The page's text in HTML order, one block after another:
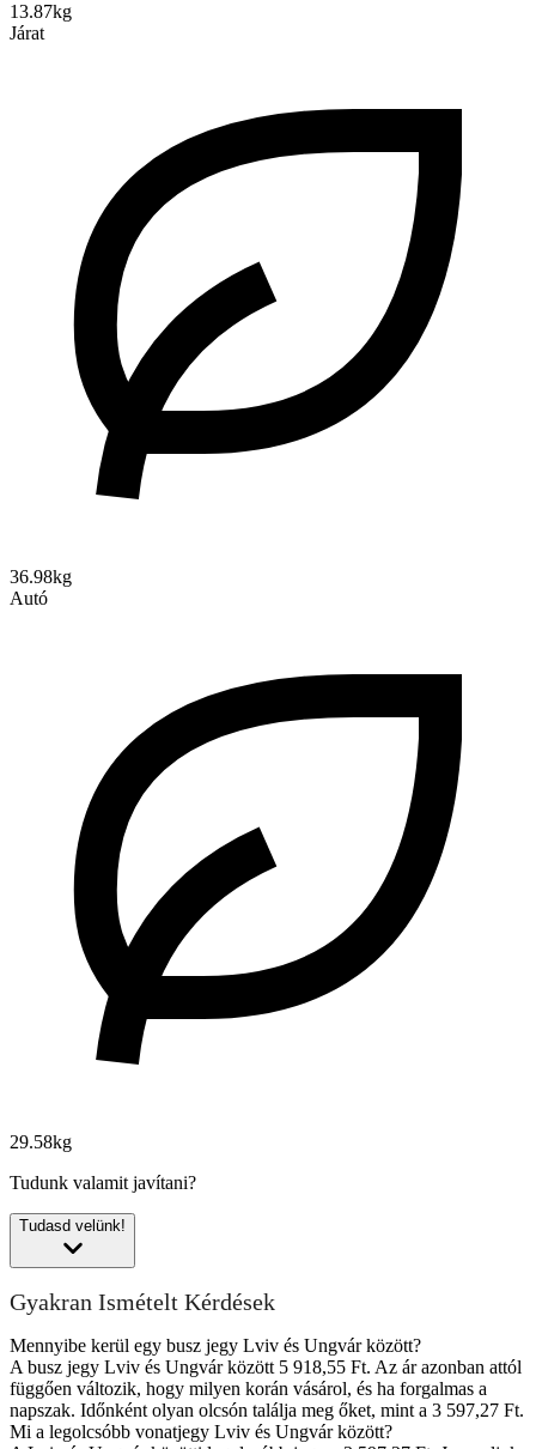
13.87kg
Járat
36.98kg
Autó
29.58kg
Tudunk valamit javítani?
Tudasd velünk!
Gyakran Ismételt Kérdések
Mennyibe kerül egy busz jegy Lviv és Ungvár között?
A busz jegy Lviv és Ungvár között 5 918,55 Ft. Az ár azonban attól
függően változik, hogy milyen korán vásárol, és ha forgalmas a
napszak. Időnként olyan olcsón találja meg őket, mint a 3 597,27 Ft.
Mi a legolcsóbb vonatjegy Lviv és Ungvár között?